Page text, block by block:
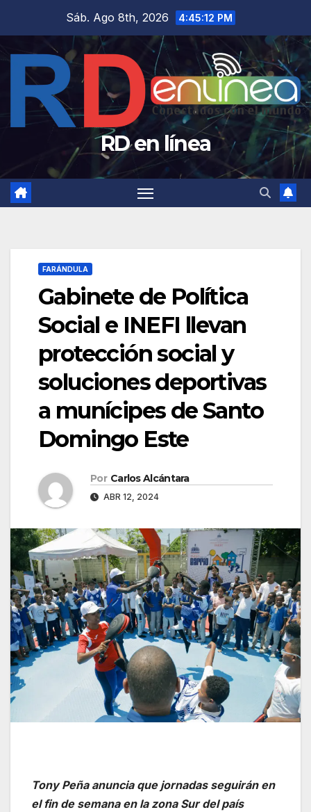
contenido
Sáb. Ago 8th, 2026 4:45:13 PM
RD en línea
FARÁNDULA
Gabinete de Política
Social e INEFI llevan
protección social y
soluciones deportivas
a munícipes de Santo
Domingo Este
Por Carlos Alcántara
ABR 12, 2024
Tony Peña anuncia que jornadas seguirán en
el fin de semana en la zona Sur del país